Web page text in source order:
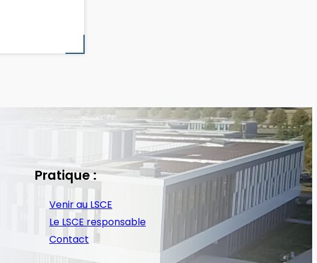
Pratique :
Venir au LSCE
Le LSCE responsable
Contact